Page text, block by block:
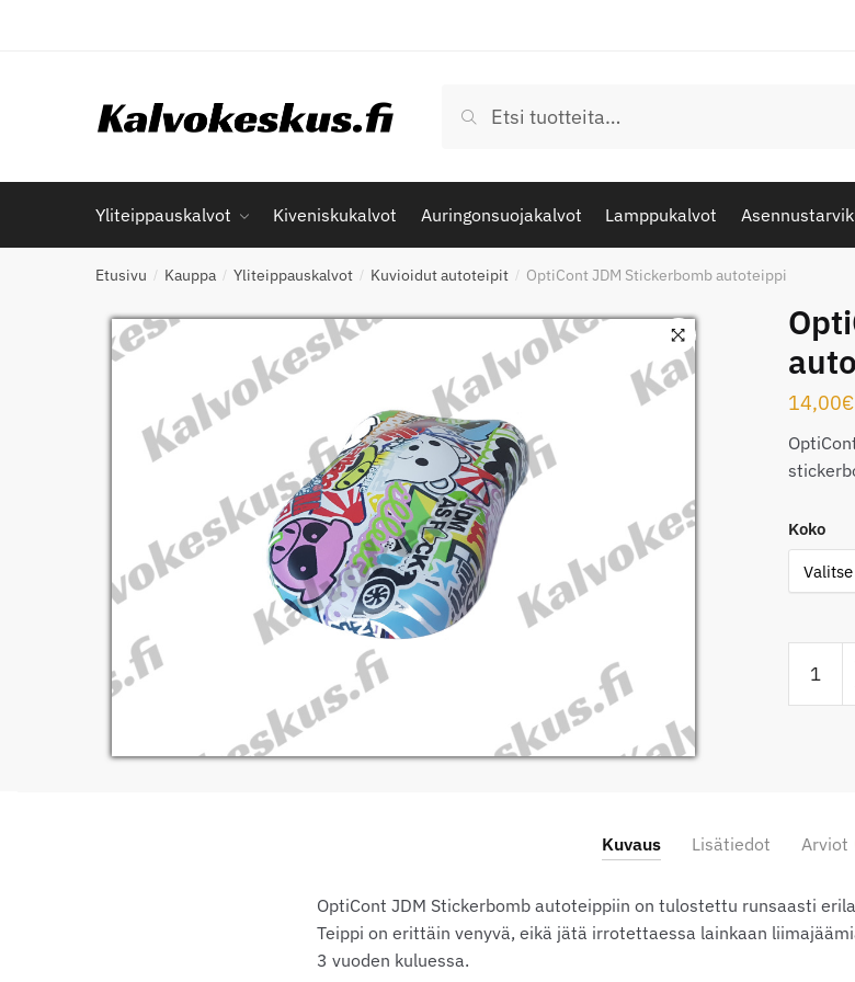
Haku
Yliteippauskalvot Kiveniskukalvot Auringonsuojakalvot Lamppukalvot
Etusivu / Kauppa / Yliteippauskalvot / Kuvioidut autoteipit / OptiCont JDM Stickerbomb autoteippi
14,00€
Koko
JDM
Kuvaus Lisätiedot Arviot
OptiCont JDM Stickerbomb autoteippiin on tulostettu runsaasti
Teippi on erittäin venyvä, eikä jätä irrotettaessa lainkaan
3 vuoden kuluessa.